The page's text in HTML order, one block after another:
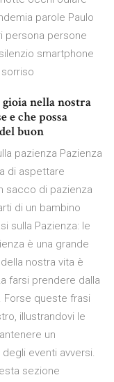
parole Paulo
persona persone
smartphone
nella nostra
e che possa
buon
pazienza Pazienza
di aspettare
sacco di pazienza
di un bambino
sulla Pazienza: le
è una grande
nostra vita è
farsi prendere dalla
queste frasi
illustrandovi le
un
eventi avversi.
sezione